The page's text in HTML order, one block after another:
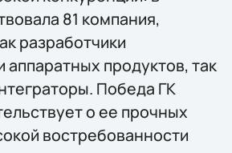
81 компания,
разработчики
продуктов, так
Победа ГК
о ее прочных
востребованности